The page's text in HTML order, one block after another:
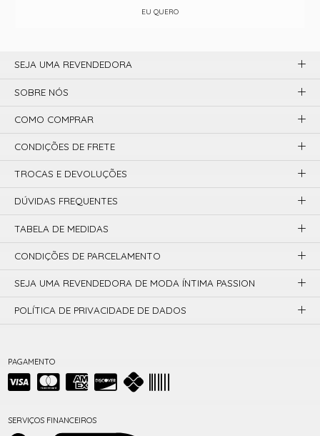
EU QUERO
PAGAMENTO
SERVIÇOS FINANCEIROS
SEJA UMA REVENDEDORA
SOBRE NÓS
COMO COMPRAR
CONDIÇÕES DE FRETE
TROCAS E DEVOLUÇÕES
DÚVIDAS FREQUENTES
TABELA DE MEDIDAS
CONDIÇÕES DE PARCELAMENTO
SEJA UMA REVENDEDORA DE MODA ÍNTIMA PASSION
POLÍTICA DE PRIVACIDADE DE DADOS